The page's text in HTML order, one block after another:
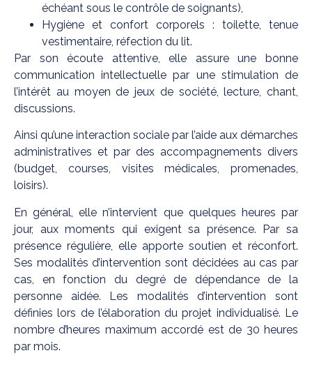
échéant sous le contrôle de soignants),
Hygiène et confort corporels : toilette, tenue
vestimentaire, réfection du lit.
Par son écoute attentive, elle assure une bonne
communication intellectuelle par une stimulation de
l’intérêt au moyen de jeux de société, lecture, chant,
discussions.
Ainsi qu’une interaction sociale par l’aide aux démarches
administratives et par des accompagnements divers
(budget, courses, visites médicales, promenades,
loisirs).
En général, elle n’intervient que quelques heures par
jour, aux moments qui exigent sa présence. Par sa
présence régulière, elle apporte soutien et réconfort.
Ses modalités d’intervention sont décidées au cas par
cas, en fonction du degré de dépendance de la
personne aidée. Les modalités d’intervention sont
définies lors de l’élaboration du projet individualisé. Le
nombre d’heures maximum accordé est de 30 heures
par mois.